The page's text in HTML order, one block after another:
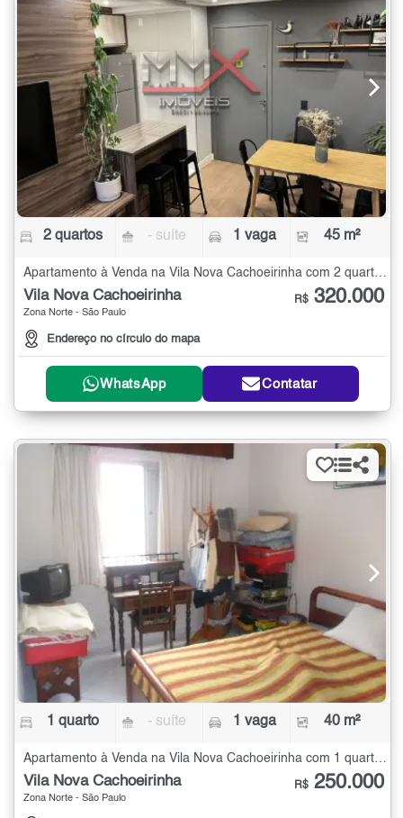
2 quartos - suíte 1 vaga 45 m²
Apartamento à Venda na Vila Nova Cachoeirinha com 2 quartos - 45 m²
Vila Nova Cachoeirinha
Zona Norte - São Paulo
Endereço no círculo do mapa
R$ 320.000
WhatsApp Contatar
1 quarto - suíte 1 vaga 40 m²
Apartamento à Venda na Vila Nova Cachoeirinha com 1 quarto - 40 m²
Vila Nova Cachoeirinha
Zona Norte - São Paulo
R$ 250.000